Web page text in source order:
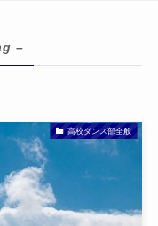
–
高校ダンス部全般